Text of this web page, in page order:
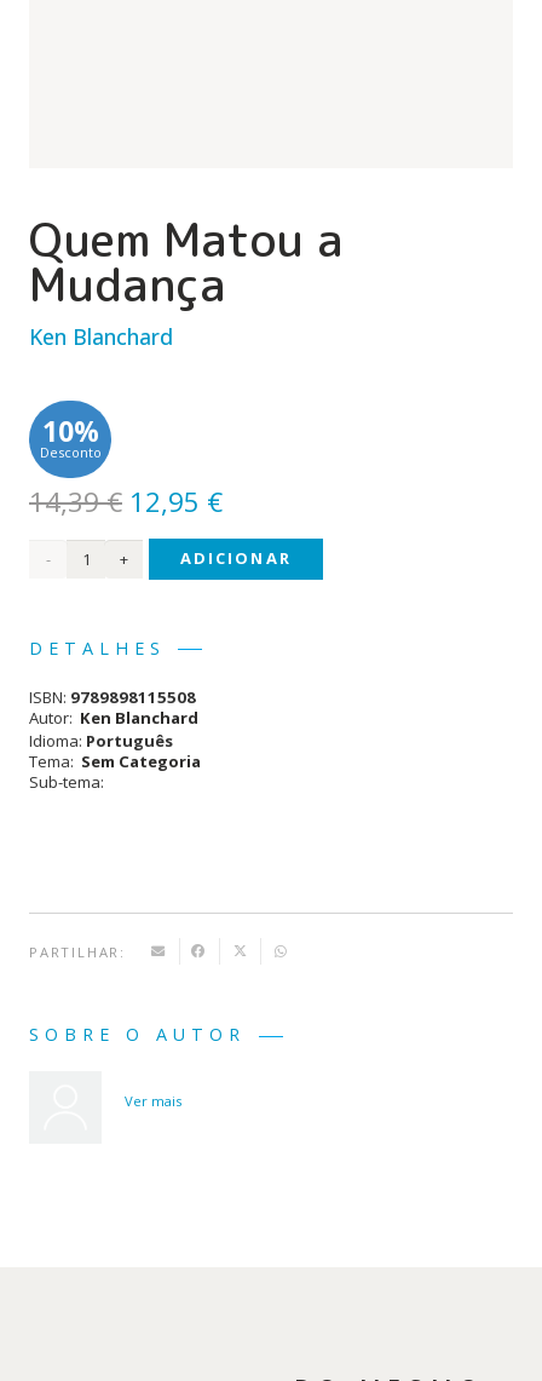
Quem Matou a
Mudança
Ken Blanchard
10%
Desconto
14,39€ O
preço
original
14,39 €.
12,95 €O
preço
atual
Quantidade
a
Mudança
ADICIONAR
DETALHES
ISBN: 9789898115508
Autor: Ken Blanchard
Idioma: Português
Tema: Sem Categoria
Sub-tema:
PARTILHAR:
SOBRE O AUTOR
Ver mais